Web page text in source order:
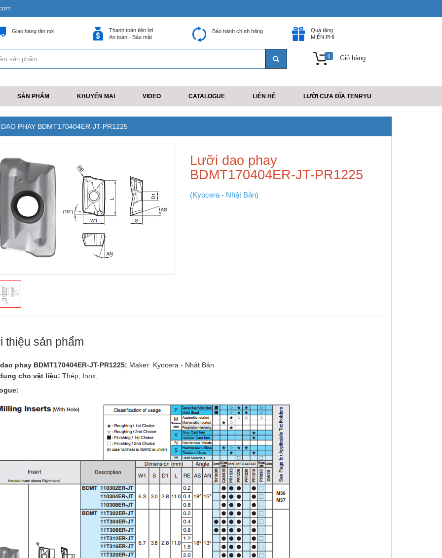
Giao hàng tận nơi
Thanh toán tiện lợi
An toàn - Bảo mật
Bảo hành chính hãng
Quà tặng
MIỄN PHÍ
0 Giỏ hàng
SẢN PHẨM KHUYẾN MẠI VIDEO CATALOGUE LIÊN HỆ LƯỠI CƯA ĐĨA TENRYU
PHAY BDMT170404ER-JT-PR1225
Lưỡi dao phay
BDMT170404ER-JT-PR1225
(Kyocera - Nhật Bản)
thiệu sản phẩm
phay BDMT170404ER-JT-PR1225; Maker: Kyocera - Nhật Bản
cho vật liệu: Thép; Inox;...